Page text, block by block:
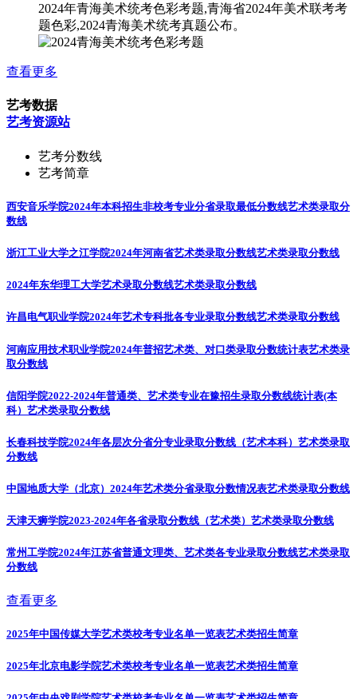
2024年青海美术统考色彩考题,青海省2024年美术联考考
题色彩,2024青海美术统考真题公布。
查看更多
艺考数据
艺考资源站
艺考分数线
艺考简章
西安音乐学院2024年本科招生非校考专业分省录取最低分数线艺术类录取分
数线
浙江工业大学之江学院2024年河南省艺术类录取分数线艺术类录取分数线
2024年东华理工大学艺术录取分数线艺术类录取分数线
许昌电气职业学院2024年艺术专科批各专业录取分数线艺术类录取分数线
河南应用技术职业学院2024年普招艺术类、对口类录取分数统计表艺术类录
取分数线
信阳学院2022-2024年普通类、艺术类专业在豫招生录取分数线统计表(本
科） 艺术类录取分数线
长春科技学院2024年各层次分省分专业录取分数线（艺术本科） 艺术类录取
分数线
中国地质大学（北京）2024年艺术类分省录取分数情况表艺术类录取分数线
天津天狮学院2023-2024年各省录取分数线（艺术类） 艺术类录取分数线
常州工学院2024年江苏省普通文理类、艺术类各专业录取分数线艺术类录取
分数线
查看更多
2025年中国传媒大学艺术类校考专业名单一览表艺术类招生简章
2025年北京电影学院艺术类校考专业名单一览表艺术类招生简章